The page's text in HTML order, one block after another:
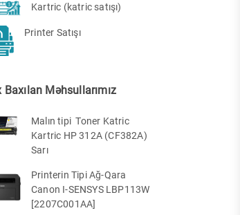
Kartric (katric satışı)
Printer Satışı
Baxılan Məhsullarımız
Malın tipi Toner Katric
Kartric HP 312A (CF382A)
Sarı
Printerin Tipi Ağ-Qara
Canon I-SENSYS LBP113W
[2207C001AA]